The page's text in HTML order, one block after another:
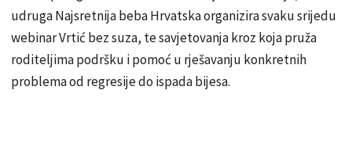
udruga Najsretnija beba Hrvatska organizira svaku srijedu
webinar Vrtić bez suza, te savjetovanja kroz koja pruža
roditeljima podršku i pomoć u rješavanju konkretnih
problema od regresije do ispada bijesa.